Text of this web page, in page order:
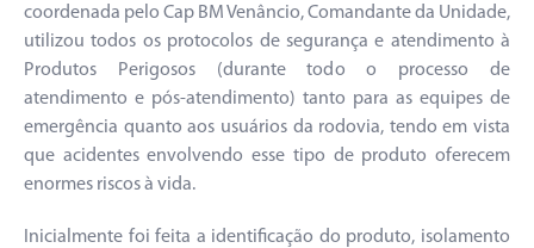
coordenada pelo Cap BM Venâncio, Comandante da Unidade,
utilizou todos os protocolos de segurança e atendimento à
Produtos Perigosos (durante todo o processo de
atendimento e pós-atendimento) tanto para as equipes de
emergência quanto aos usuários da rodovia, tendo em vista
que acidentes envolvendo esse tipo de produto oferecem
enormes riscos à vida.
Inicialmente foi feita a identificação do produto, isolamento